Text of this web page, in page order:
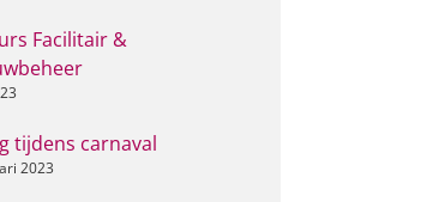
Facilitair &
tijdens carnaval
2023